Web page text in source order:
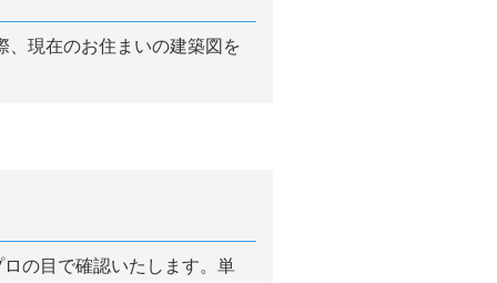
、現在のお住まいの建築図を
の目で確認いたします。単